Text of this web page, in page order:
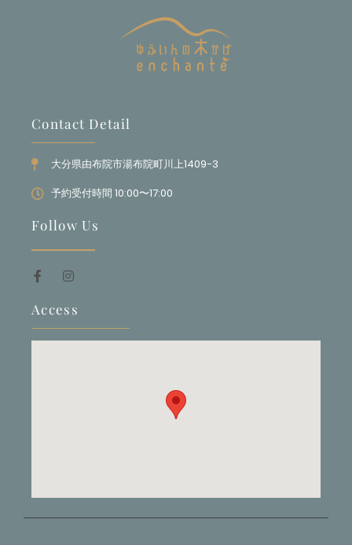
Contact Detail
大分県由布院市湯布院町川上1409-3
予約受付時間 10:00〜17:00
Follow Us
Access